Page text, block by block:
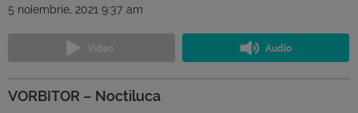
5 noiembrie, 2021 9:37 am
VORBITOR – Noctiluca